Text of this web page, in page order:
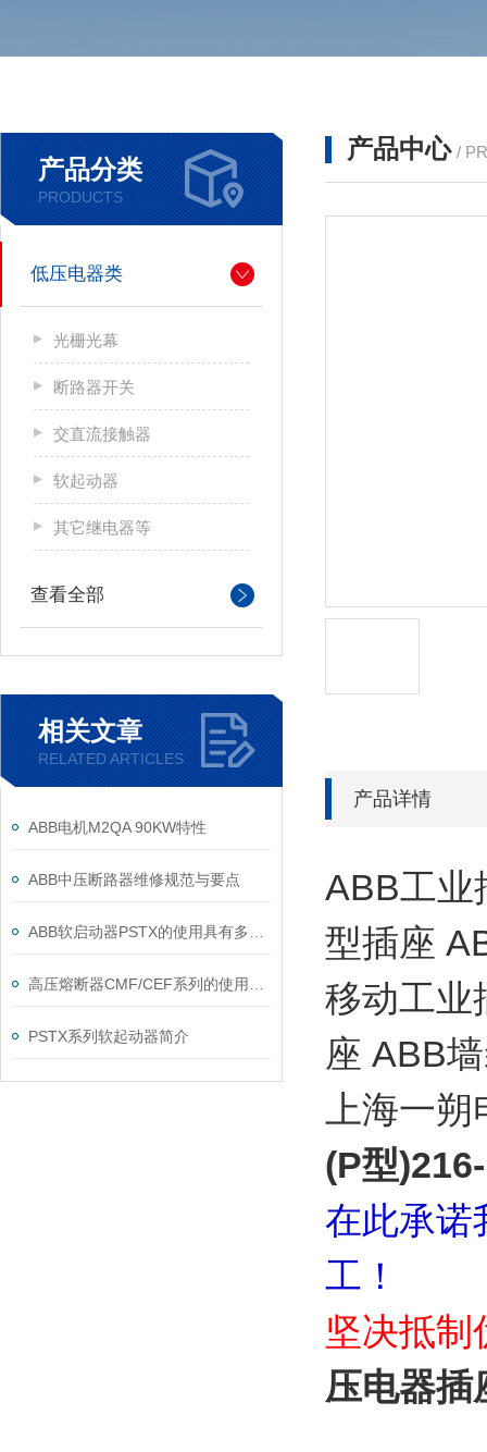
产品分类
PRODUCTS
低压电器类
光栅光幕
断路器开关
交直流接触器
软起动器
其它继电器等
查看全部
相关文章
RELATED ARTICLES
ABB电机M2QA 90KW特性
ABB中压断路器维修规范与要点
PSTX系列软起动器简介
产品中心 /
产品详情
ABB工
型插座
移动工
座 ABB
上海一
(P型
在此承诺
工！
坚决抵
压电器